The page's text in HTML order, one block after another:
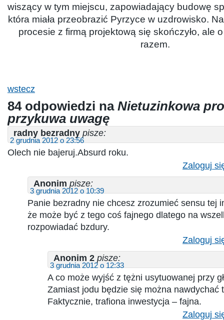
wiszący w tym miejscu, zapowiadający budowę
która miała przeobrazić Pyrzyce w uzdrowisko.
procesie z firmą projektową się skończyło, ale
razem.
wstecz
84 odpowiedzi na Nietuzinkowa
przykuwa uwagę
radny bezradny pisze:
2 grudnia 2012 o 23:56
Olech nie bajeruj.Absurd roku.
Zaloguj
Anonim pisze:
3 grudnia 2012 o 10:39
Panie bezradny nie chcesz zrozumieć sensu tej
że może być z tego coś fajnego dlatego na
rozpowiadać bzdury.
Zaloguj
Anonim 2 pisze:
3 grudnia 2012 o 12:33
A co może wyjść z tężni usytuowanej przy
Zamiast jodu będzie się można nawdychać
Faktycznie, trafiona inwestycja – fajna.
Zaloguj